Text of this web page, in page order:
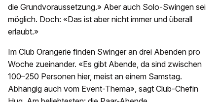
die Grundvoraussetzung.» Aber auch Solo-Swingen sei
möglich. Doch: «Das ist aber nicht immer und überall
erlaubt.»
Im Club Orangerie finden Swinger an drei Abenden pro
Woche zueinander. «Es gibt Abende, da sind zwischen
100–250 Personen hier, meist an einem Samstag.
Abhängig auch vom Event-Thema», sagt Club-Chefin